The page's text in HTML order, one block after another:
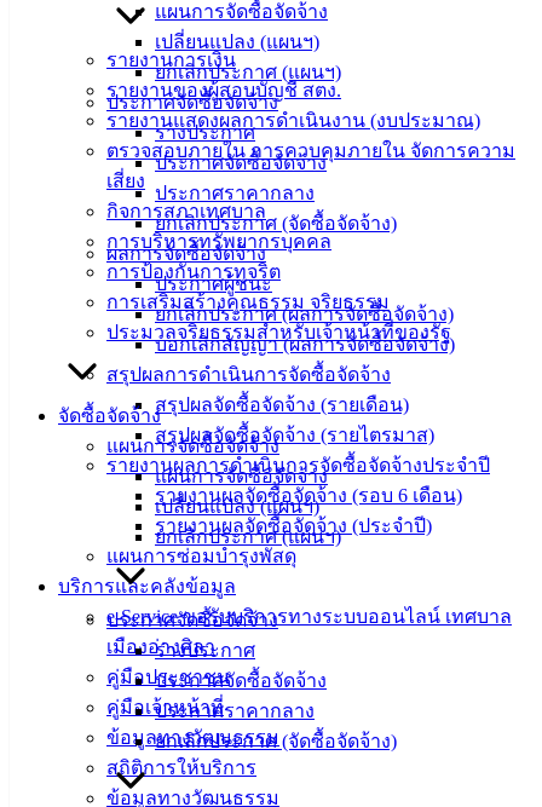
แผนการจัดซื้อจัดจ้าง
เปลี่ยนแปลง (แผนฯ)
ยกเลิกประกาศ (แผนฯ)
ประกาศจัดซื้อจัดจ้าง
ร่างประกาศ
ประกาศจัดซื้อจัดจ้าง
ประกาศราคากลาง
ยกเลิกประกาศ (จัดซื้อจัดจ้าง)
ผลการจัดซื้อจัดจ้าง
ประกาศผู้ชนะ
ยกเลิกประกาศ (ผลการจัดซื้อจัดจ้าง)
บอกเลิกสัญญา (ผลการจัดซื้อจัดจ้าง)
สรุปผลการดำเนินการจัดซื้อจัดจ้าง
สรุปผลจัดซื้อจัดจ้าง (รายเดือน)
สรุปผลจัดซื้อจัดจ้าง (รายไตรมาส)
รายงานผลการดำเนินการจัดซื้อจัดจ้างประจำปี
รายงานผลจัดซื้อจัดจ้าง (รอบ 6 เดือน)
รายงานผลจัดซื้อจัดจ้าง (ประจำปี)
แผนการซ่อมบำรุงพัสดุ
บริการและคลังข้อมูล
e-Service ขอรับบริการทางระบบออนไลน์ เทศบาล
เมืองอ่างศิลา
คู่มือประชาชน
คู่มือเจ้าหน้าที่
ข้อมูลทางวัฒนธรรม
สถิติการให้บริการ
ข้อมูลทางวัฒนธรรม
รายงานการเงิน
รายงานของผู้สอบบัญชี สตง.
รายงานแสดงผลการดำเนินงาน (งบประมาณ)
ตรวจสอบภายใน การควบคุมภายใน จัดการความ
เสี่ยง
กิจการสภาเทศบาล
การบริหารทรัพยากรบุคคล
การป้องกันการทุจริต
การเสริมสร้างคุณธรรม จริยธรรม
ประมวลจริยธรรมสำหรับเจ้าหน้าที่ของรัฐ
จัดซื้อจัดจ้าง
แผนการจัดซื้อจัดจ้าง
แผนการจัดซื้อจัดจ้าง
เปลี่ยนแปลง (แผนฯ)
ยกเลิกประกาศ (แผนฯ)
ประกาศจัดซื้อจัดจ้าง
ร่างประกาศ
ประกาศจัดซื้อจัดจ้าง
ประกาศราคากลาง
ยกเลิกประกาศ (จัดซื้อจัดจ้าง)
หัวหน้า
ส่วน
ราชการ
สภา
เทศบาล
สงวนลิขสิทธิ์ © 2563 เทศบาลเมืองอ่างศิลา จังหวัดชลบุรี |
angsilacity.go.th | Powered byBuuscript